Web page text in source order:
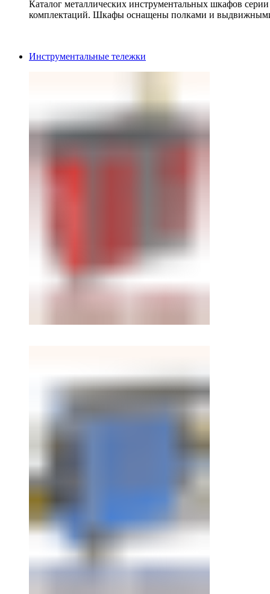
Каталог металлических инструментальных шкафов
комплектаций. Шкафы оснащены полками и
Инструментальные тележки